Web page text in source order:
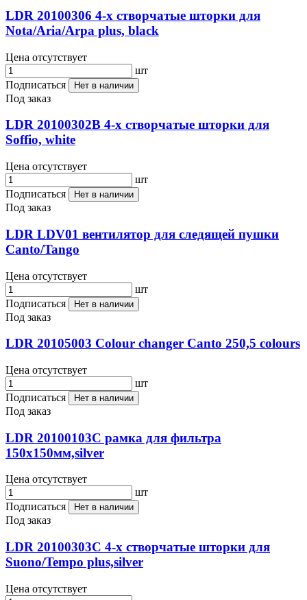
LDR 20100306 4-х створчатые шторки для
Nota/Aria/Arpa plus, black
Цена отсутствует
шт
Подписаться
Нет в наличии
Под заказ
LDR 20100302B 4-х створчатые шторки для
Soffio, white
Цена отсутствует
шт
Подписаться
Нет в наличии
Под заказ
LDR LDV01 вентилятор для следящей пушки
Canto/Tango
Цена отсутствует
шт
Подписаться
Нет в наличии
Под заказ
LDR 20105003 Colour changer Canto 250,5 colours
Цена отсутствует
шт
Подписаться
Нет в наличии
Под заказ
LDR 20100103C рамка для фильтра
150x150мм,silver
Цена отсутствует
шт
Подписаться
Нет в наличии
Под заказ
LDR 20100303C 4-х створчатые шторки для
Suono/Tempo plus,silver
Цена отсутствует